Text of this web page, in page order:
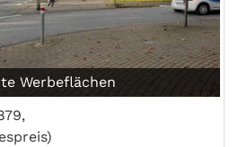
Werbeflächen